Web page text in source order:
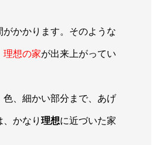
かかります。そのような
理想の家が出来上がってい
、細かい部分まで、あげ
かなり 理想に近づいた家